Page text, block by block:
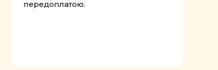
передоплатою.